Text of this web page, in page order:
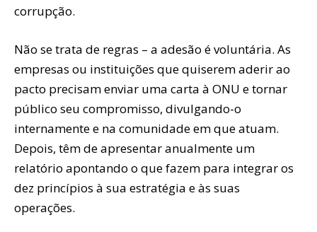
corrupção.
Não se trata de regras – a adesão é voluntária. As
empresas ou instituições que quiserem aderir ao
pacto precisam enviar uma carta à ONU e tornar
público seu compromisso, divulgando-o
internamente e na comunidade em que atuam.
Depois, têm de apresentar anualmente um
relatório apontando o que fazem para integrar os
dez princípios à sua estratégia e às suas
operações.